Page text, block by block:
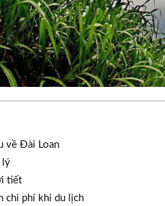
về Đài Loan
lý
tiết
chi phí khi du lịch